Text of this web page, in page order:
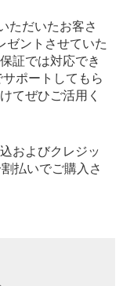
ただいたお客さ
ゼントさせていた
証では対応でき
ポートしてもら
てぜひご活用く
およびクレジッ
払いでご購入さ